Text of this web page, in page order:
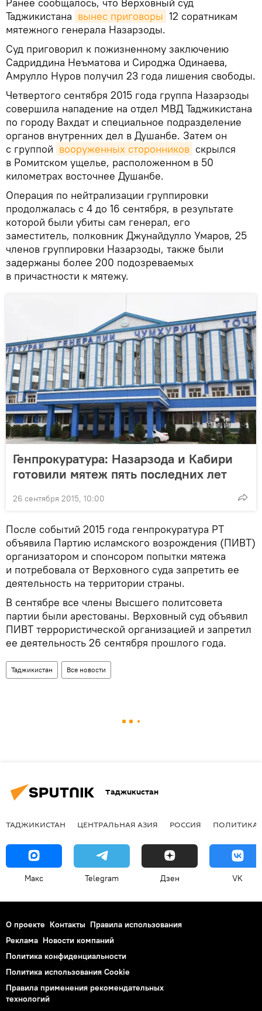
Таджикистана вынес приговоры 12 соратникам
мятежного генерала Назарзоды.
Суд приговорил к пожизненному заключению
Садриддина Неъматова и Сироджа Одинаева,
Амрулло Нуров получил 23 года лишения свободы.
Четвертого сентября 2015 года группа Назарзоды
совершила нападение на отдел МВД Таджикистана
по городу Вахдат и специальное подразделение
органов внутренних дел в Душанбе. Затем он
с группой вооруженных сторонников скрылся
в Ромитском ущелье, расположенном в 50
километрах восточнее Душанбе.
Операция по нейтрализации группировки
продолжалась с 4 до 16 сентября, в результате
которой были убиты сам генерал, его
заместитель, полковник Джунайдулло Умаров, 25
членов группировки Назарзоды, также были
задержаны более 200 подозреваемых
в причастности к мятежу.
Генпрокуратура: Назарзода и Кабири
готовили мятеж пять последних лет
26 сентября 2015, 10:00
После событий 2015 года генпрокуратура РТ
объявила Партию исламского возрождения (ПИВТ)
организатором и спонсором попытки мятежа
и потребовала от Верховного суда запретить ее
деятельность на территории страны.
В сентябре все члены Высшего политсовета
партии были арестованы. Верховный суд объявил
ПИВТ террористической организацией и запретил
ее деятельность 26 сентября прошлого года.
Таджикистан Все новости
Таджикистан
ТАДЖИКИСТАН ЦЕНТРАЛЬНАЯ АЗИЯ РОССИЯ ПОЛИТИКА
Макс Telegram Дзен VK
О проекте Контакты Правила использования
Реклама Новости компаний
Политика конфиденциальности
Политика использования Cookie
Правила применения рекомендательных
технологий